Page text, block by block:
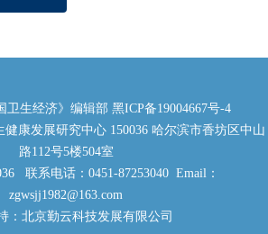
卫生经济》编辑部 黑ICP备19004667号-4
康发展研究中心 150036 哈尔滨市香坊区中山
路112号5楼504室
联系电话：0451-87253040 Email：
zgwsjj1982@163.com
：北京勤云科技发展有限公司